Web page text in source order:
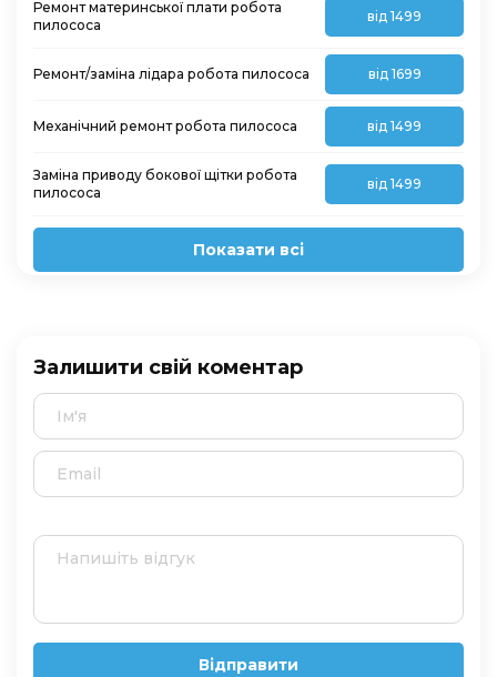
Ремонт материнської плати робота
пилососа
від 1499
Ремонт/заміна лідара робота пилососа від 1699
Механічний ремонт робота пилососа від 1499
Заміна приводу бокової щітки робота
пилососа
від 1499
Показати всі
Залишити свій коментар
Відправити